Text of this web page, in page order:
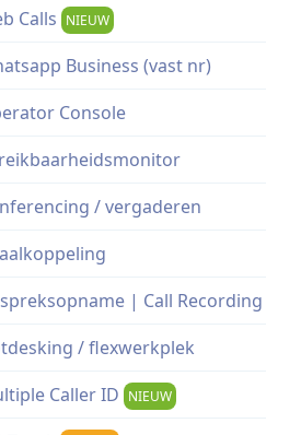
Calls NIEUW
Business (vast nr)
Console
/ vergaderen
| Call Recording
/ flexwerkplek
Caller ID NIEUW